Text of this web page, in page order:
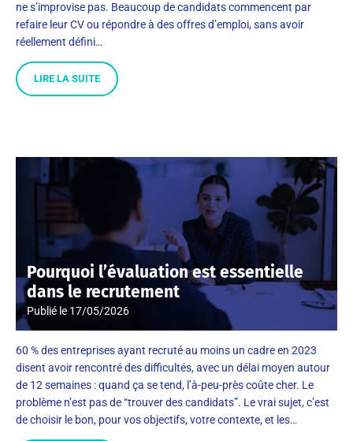
ne s’improvise pas. Beaucoup de candidats commencent par
refaire leur CV ou répondre à des offres d’emploi, sans avoir
réellement défini…
LIRE LA SUITE
Pourquoi l’évaluation est essentielle
dans le recrutement
Publié le 17/05/2026
60 % des entreprises ayant recruté au moins un cadre en 2023
disent avoir rencontré des difficultés, avec un délai moyen autour
de 12 semaines : quand ça se tend, l’à-peu-près coûte cher. Le
problème n’est pas de “trouver des candidats”. Le vrai sujet, c’est
de choisir le bon, pour vos objectifs, votre contexte, et les…